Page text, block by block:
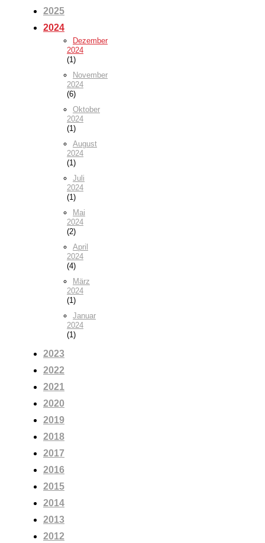
2025
2024
Dezember
2024
(1)
November
2024
(6)
Oktober
2024
(1)
August
2024
(1)
Juli
2024
(1)
Mai
2024
(2)
April
2024
(4)
März
2024
(1)
Januar
2024
(1)
2023
2022
2021
2020
2019
2018
2017
2016
2015
2014
2013
2012